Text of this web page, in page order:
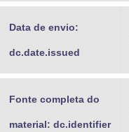
Data de envio:
dc.date.issued
Fonte completa do
material: dc.identifier